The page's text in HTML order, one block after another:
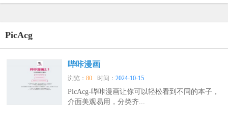
PicAcg
哔咔漫画
浏览：80 时间：2024-10-15
PicAcg-哔咔漫画让你可以轻松看到不同的本子，
介面美观易用，分类齐...